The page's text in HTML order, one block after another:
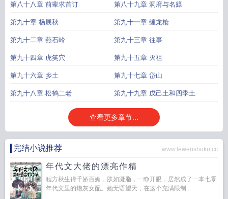
第八十八章 前辈求首订 第八十九章 洞府与名籙
第九十章 杨展秋 第九十一章 缠龙枪
第九十二章 燕石岭 第九十三章 往事
第九十四章 虎笑穴 第九十五章 灭祖
第九十六章 乡土 第九十七章 岱山
第九十八章 松鹤二老 第九十九章 戊己土和四季土
查看更多章节...
完结小说推荐 www.lewenshuku.cc
年代文大佬的漂亮作精
程方秋生得千娇百媚，肤如凝脂，一睁开眼，居然成了一本七零
年代文里的炮灰女配。她无语望天，在这个充满限制...